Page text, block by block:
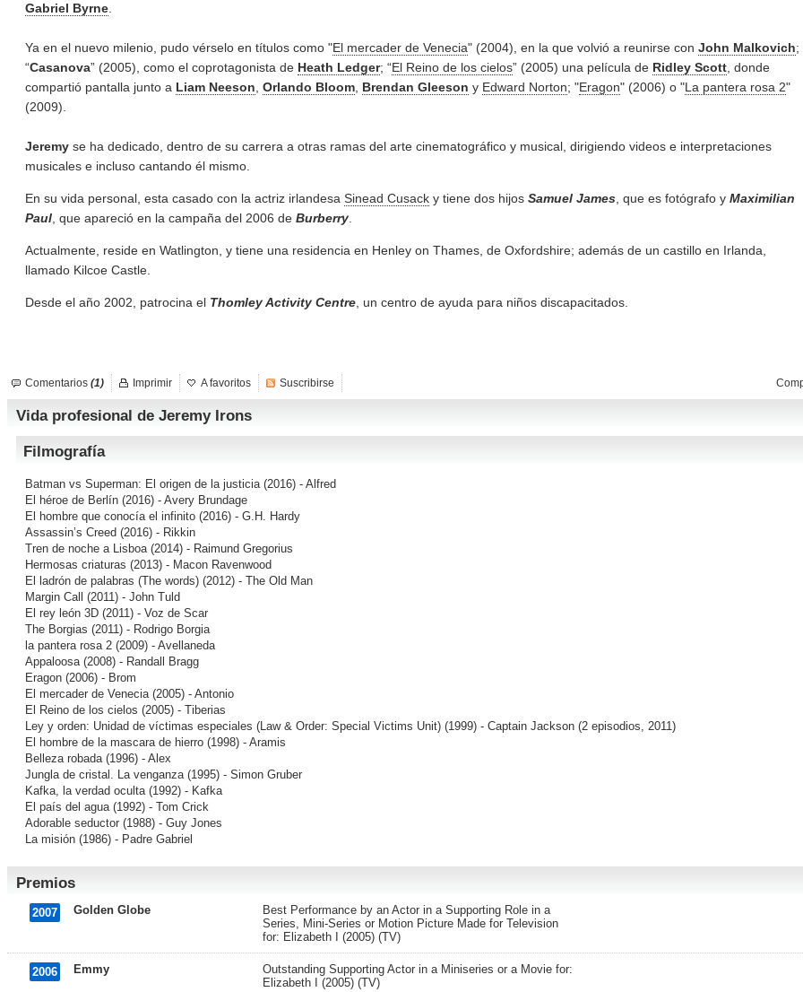
Gabriel Byrne
Ya en el nuevo milenio, pudo vérselo en títulos como "El mercader de Venecia" (2004), en la que volvió a reunirse con John Malkovich;
“Casanova” (2005), como el coprotagonista de Heath Ledger; “El Reino de los cielos” (2005) una película de Ridley Scott , donde
compartió pantalla junto a Liam Neeson Orlando Bloom Brendan Gleeson y Edward Norton; "Eragon" (2006) o "La pantera rosa 2"
(2009).
Jeremy se ha dedicado, dentro de su carrera a otras ramas del arte cinematográfico y musical, dirigiendo videos e interpretaciones
musicales e incluso cantando él mismo.
En su vida personal, esta casado con la actriz irlandesa Sinead Cusack y tiene dos hijos Samuel James , que es fotógrafo y Maximilian
Paul , que apareció en la campaña del 2006 de Burberry
Actualmente, reside en Watlington, y tiene una residencia en Henley on Thames, de Oxfordshire; además de un castillo en Irlanda,
llamado Kilcoe Castle.
Desde el año 2002, patrocina el Thomley Activity Centre , un centro de ayuda para niños discapacitados.
Comentarios (1) Imprimir A favoritos Suscribirse
Vida profesional de Jeremy Irons
Filmografía
Batman vs Superman: El origen de la justicia(2016) - Alfred
El héroe de Berlín (2016) - Avery Brundage
El hombre que conocía el infinito (2016) - G.H. Hardy
Assassin’s Creed (2016) - Rikkin
Tren de noche a Lisboa(2014) - Raimund Gregorius
Hermosas criaturas (2013) - Macon Ravenwood
El ladrón de palabras (The words) (2012) - The Old Man
Margin Call (2011) - John Tuld
El rey león 3D (2011) - Voz de Scar
The Borgias (2011) - Rodrigo Borgia
la pantera rosa 2 (2009) - Avellaneda
Appaloosa(2008) - Randall Bragg
Eragon (2006) - Brom
El mercader de Venecia(2005) - Antonio
El Reino de los cielos (2005) - Tiberias
Ley y orden: Unidad de víctimas especiales (Law & Order: Special Victims Unit) (1999) - Captain Jackson (2 episodios, 2011)
El hombre de la mascara de hierro (1998) - Aramis
Belleza robada(1996) - Alex
Jungla de cristal. La venganza(1995) - Simon Gruber
Kafka, la verdad oculta(1992) - Kafka
El país del agua(1992) - Tom Crick
Adorable seductor (1988) - Guy Jones
La misión (1986) - Padre Gabriel
Premios
2007 Golden Globe
Best Performance by an Actor in a Supporting Role in a
Series, Mini-Series or Motion Picture Made for Television
for: Elizabeth I (2005) (TV)
2006 Emmy
Outstanding Supporting Actor in a Miniseries or a Movie for:
Elizabeth I (2005) (TV)